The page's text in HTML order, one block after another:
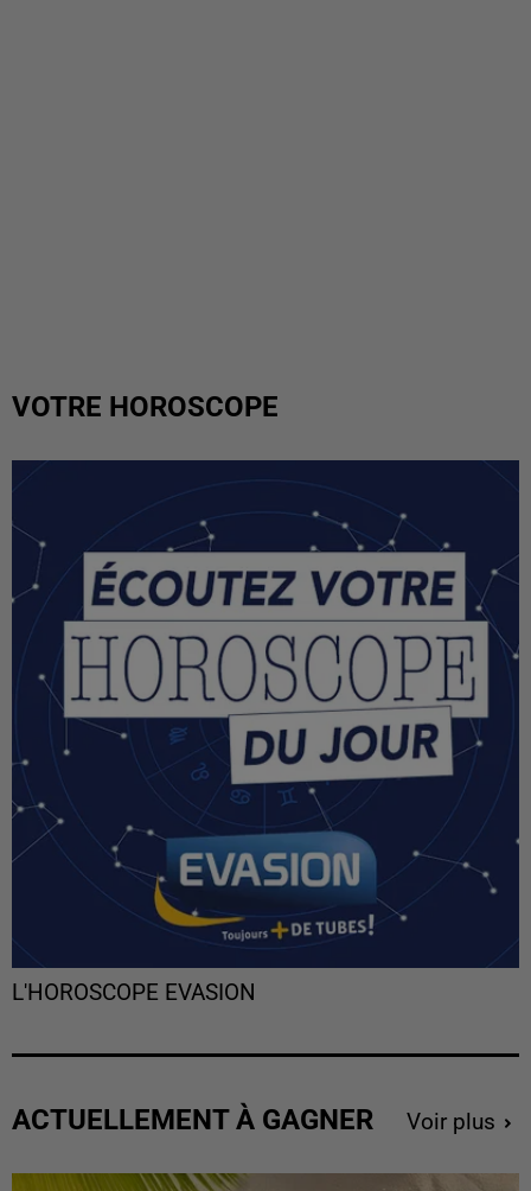
VOTRE HOROSCOPE
L'HOROSCOPE EVASION
ACTUELLEMENT À GAGNER Voir plus